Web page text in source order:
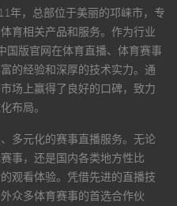
年，总部位于美丽的邛崃市，专
育相关产品和服务。作为行业
国版官网在体育直播、体育赛事
的经验和深厚的技术实力。通
场上赢得了良好的口碑，致力
布局。
多元化的赛事直播服务。无论
事，还是国内各类地方性比
观看体验。凭借先进的直播技
众多体育赛事的首选合作伙